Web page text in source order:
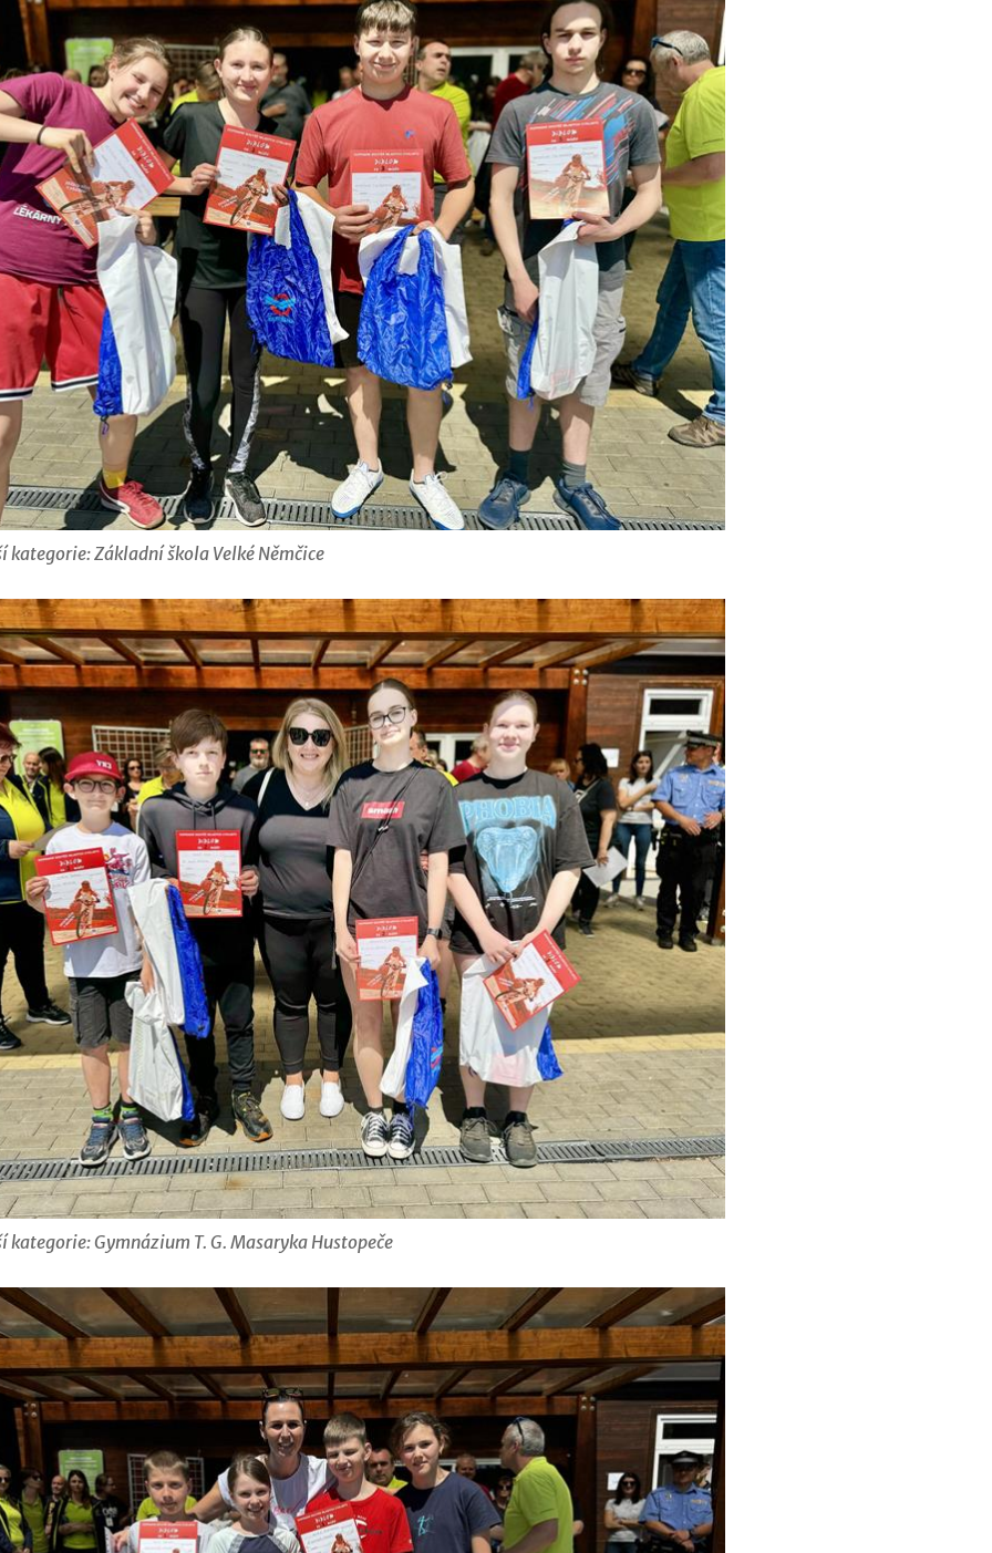
kategorie: Základní škola Velké Němčice
kategorie: Gymnázium T. G. Masaryka Hustopeče